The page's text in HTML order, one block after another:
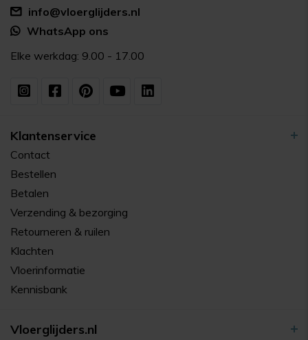
info@vloerglijders.nl
WhatsApp ons
Elke werkdag: 9.00 - 17.00
Klantenservice
Contact
Bestellen
Betalen
Verzending & bezorging
Retourneren & ruilen
Klachten
Vloerinformatie
Kennisbank
Vloerglijders.nl